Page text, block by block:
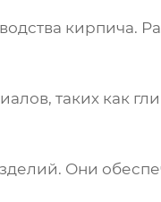
кирпича.
таких как
Они